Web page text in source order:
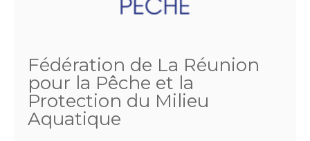
Fédération de La Réunion
pour la Pêche et la
Protection du Milieu
Aquatique